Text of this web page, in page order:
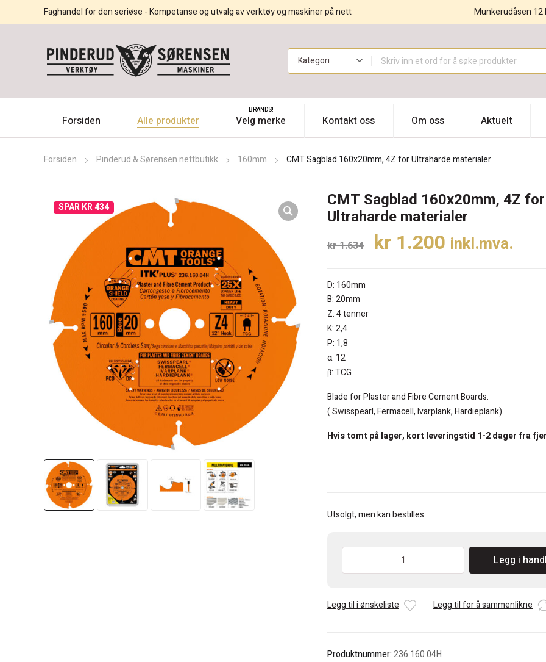
Faghandel for den seriøse - Kompetanse og utvalg av verktøy og maskiner på nett Munkerudåsen 12
Forsiden Alle produkter Velg merke
BRANDS!
Kontakt oss Om oss Aktuelt
Forsiden Pinderud & Sørensen nettbutikk 160mm CMT Sagblad 160x20mm, 4Z for Ultraharde materialer
SPAR KR 434
CMT Sagblad 160x20mm, 4Z for
Ultraharde materialer
kr1.634 Opprinnelig
kr 1.200 Nåværende
inkl.mva.
D: 160mm
B: 20mm
Z: 4 tenner
K: 2,4
P: 1,8
α: 12
β: TCG
Blade for Plaster and Fibre Cement Boards.
( Swisspearl, Fermacell, Ivarplank, Hardieplank)
Hvis tomt på lager, kort leveringstid 1-2 dager fra
Utsolgt, men kan bestilles
for
Legg i
Legg til i ønskeliste Legg til for å sammenlikne
Produktnummer:236.160.04H